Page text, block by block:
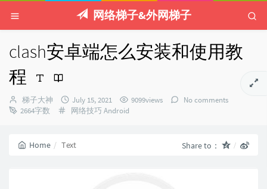
网络梯子&外网梯子
clash安卓端怎么安装和使用教
程
Author：
梯子大神
发
布
July 15, 2021 9099views
No comments
2664字数
Categories：
网络技巧 Android
Home Text Share to：